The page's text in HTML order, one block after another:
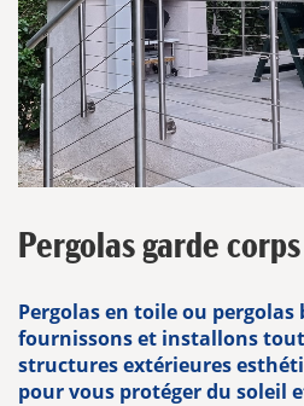
Pergolas garde corps
Pergolas en toile ou
fournissons et installons
structures extérieures
pour vous protéger du soleil